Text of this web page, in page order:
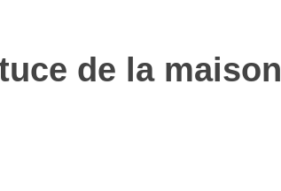
de la maison